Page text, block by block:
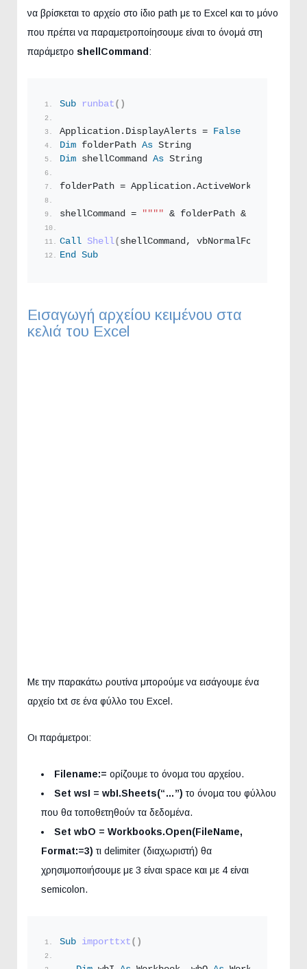
να βρίσκεται το αρχείο στο ίδιο path με το Excel και το μόνο
που πρέπει να παραμετροποίησουμε είναι το όνομά στη
παράμετρο shellCommand :
Sub runbat ()
Application. DisplayAlerts =
False
Dim folderPath As String
Dim shellCommand As String
folderPath = Application. ActiveWorkbook
shellCommand = "" "" & folderPath &
Call Shell( shellCommand, vbNormalFocus
End
Sub
Εισαγωγή αρχείου κειμένου στα
κελιά του Excel
Με την παρακάτω ρουτίνα μπορούμε να εισάγουμε ένα
αρχείο txt σε ένα φύλλο του Excel.
Οι παράμετροι:
Filename:= ορίζουμε το όνομα του αρχείου.
Set wsI = wbI.Sheets(“…”) το όνομα του φύλλου
που θα τοποθετηθούν τα δεδομένα.
Set wbO = Workbooks.Open(FileName,
Format:=3) τι delimiter (διαχωριστή) θα
χρησιμοποιήσουμε με 3 είναι space και με 4 είναι
semicolon.
Sub importtxt ()